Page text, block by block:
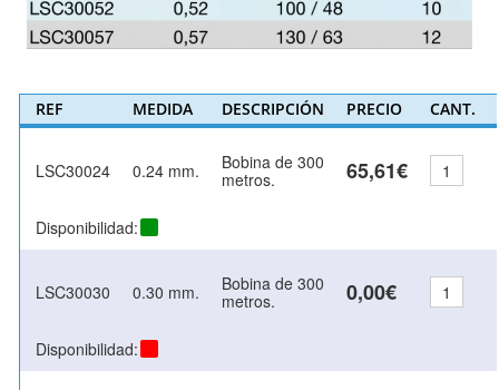
REF MEDIDA DESCRIPCIÓN PRECIO CANT.
LSC30024 0.24 mm.
Bobina de 300
metros.
65,61€
Disponibilidad:
LSC30030 0.30 mm.
Bobina de 300
metros.
0,00€
Disponibilidad: